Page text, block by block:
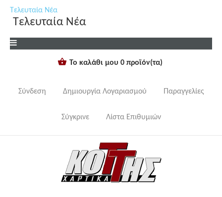
Τελευταία Νέα
Τελευταία Νέα
Το καλάθι μου 0 προϊόν(τα)
Σύνδεση Δημιουργία Λογαριασμού Παραγγελίες
Σύγκρινε Λίστα Επιθυμιών